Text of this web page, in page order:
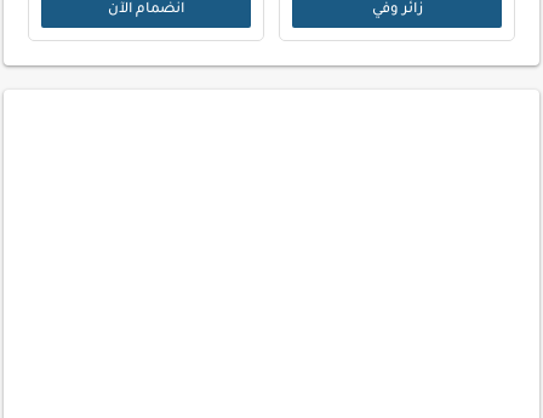
زائر وفي انضمام الآن